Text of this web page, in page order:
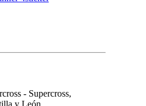
- Supercross,
y León